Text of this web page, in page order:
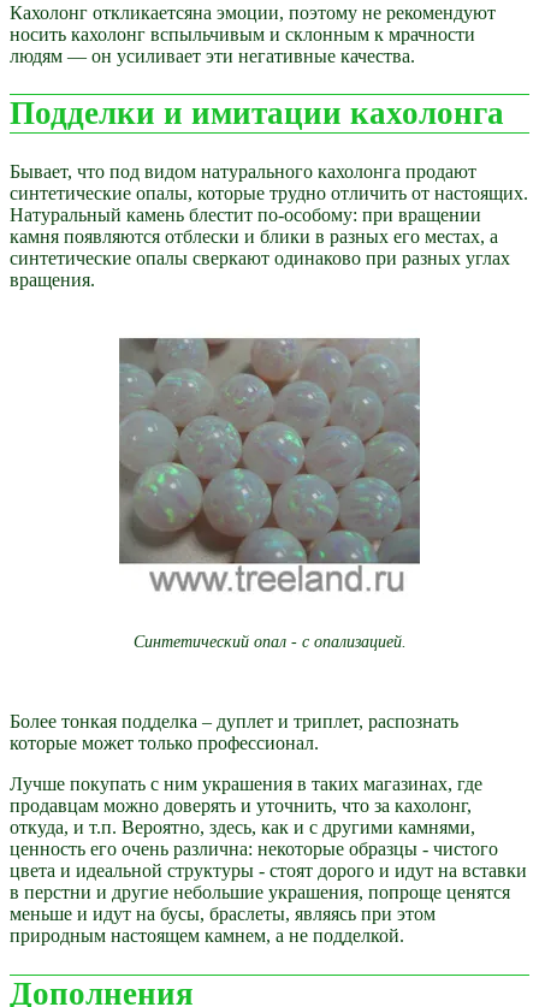
Кахолонг откликаетсяна эмоции, поэтому не рекомендуют
носить кахолонг вспыльчивым и склонным к мрачности
людям — он усиливает эти негативные качества.
Подделки и имитации кахолонга
Бывает, что под видом натурального кахолонга продают
синтетические опалы, которые трудно отличить от настоящих.
Натуральный камень блестит по-особому: при вращении
камня появляются отблески и блики в разных его местах, а
синтетические опалы сверкают одинаково при разных углах
вращения.
Синтетический опал - с опализацией.
Более тонкая подделка – дуплет и триплет, распознать
которые может только профессионал.
Лучше покупать с ним украшения в таких магазинах, где
продавцам можно доверять и уточнить, что за кахолонг,
откуда, и т.п. Вероятно, здесь, как и с другими камнями,
ценность его очень различна: некоторые образцы - чистого
цвета и идеальной структуры - стоят дорого и идут на вставки
в перстни и другие небольшие украшения, попроще ценятся
меньше и идут на бусы, браслеты, являясь при этом
природным настоящем камнем, а не подделкой.
Дополнения